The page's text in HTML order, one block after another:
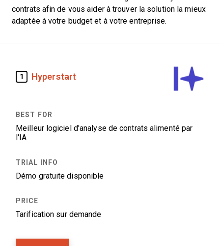
contrats afin de vous aider à trouver la solution la mieux
adaptée à votre budget et à votre entreprise.
1 Hyperstart
Meilleur logiciel d'analyse de contrats alimenté par
l'IA
Démo gratuite disponible
Tarification sur demande